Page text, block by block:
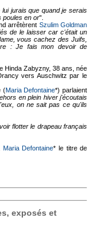
jurais que quand je serais
poules en or".
arrêtèrent Szulim Goldman
de le laisser car c'était un
vous cachez des Juifs,
: Je fais mon devoir de
Hinda Zabyzny, 38 ans, née
vers Auschwitz par le
(Maria Defontaine*) parlaient
en plein hiver j'écoutais
on ne sait pas ce qu'ils
flotter le drapeau français
Maria Defontaine* le titre de
exposés et